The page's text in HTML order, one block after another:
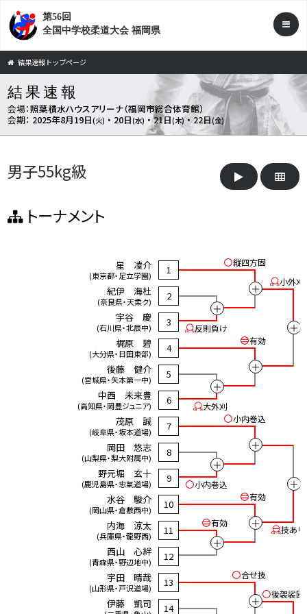
第56回
全国中学校柔道大会 福岡県
結果速報トップページ
結果速報
会場：照葉積水ハウスアリーナ（福岡市総合体育館）
会期： 2025年8月19日(火) ・ 20日(水) ・ 21日(木)・ 22日(金)
男子55kg級
トーナメント
1
星 凌介
(東京都・足立学園)
2
紀伊 海杜
(奈良県・天柔ク)
3
宇谷 慶
(石川県・北辰中)
4
梶原 碧
(大分県・日田東部)
5
後藤 健介
(宮城県・矢本第一中)
6
中西 未来豊
(高知県・岡豊ジュニア)
7
茂原 誠
(岐阜県・坂本道場)
8
岡田 悠志
(山梨県・梨大附属中)
9
野元堀 玄十
(鹿児島県・忠氣道場)
10
水谷 駿介
(岡山県・倉敷西中)
11
内海 涼太
(兵庫県・龍野西)
12
西山 心絆
(青森県・野辺地中)
13
宇田 晴哉
(山形県・戸沢道場)
14
伊藤 凱司
反則負け
＋
大外刈
＋
小内巻込
＋
有効
＋
縦四方固
＋
有効
＋
小内巻込
＋
有効
＋
合せ技
＋
小外刈
＋
技あり
＋
後袈裟固